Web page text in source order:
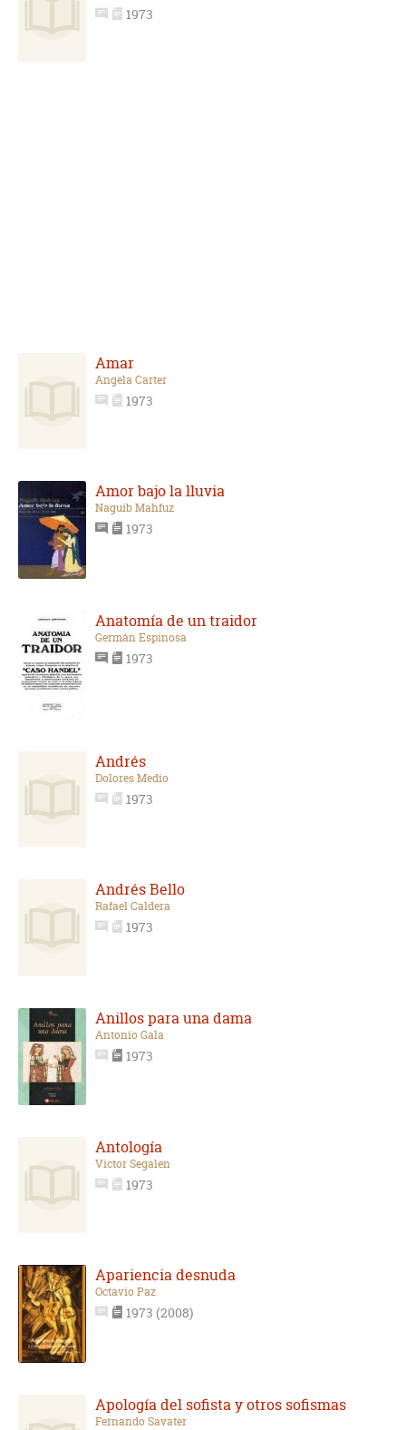
1973
Amar
Angela Carter
1973
Amor bajo la lluvia
Naguib Mahfuz
1973
Anatomía de un traidor
Germán Espinosa
1973
Andrés
Dolores Medio
1973
Andrés Bello
Rafael Caldera
1973
Anillos para una dama
Antonio Gala
1973
Antología
Victor Segalen
1973
Apariencia desnuda
Octavio Paz
1973 (2008)
Apología del sofista y otros sofismas
Fernando Savater